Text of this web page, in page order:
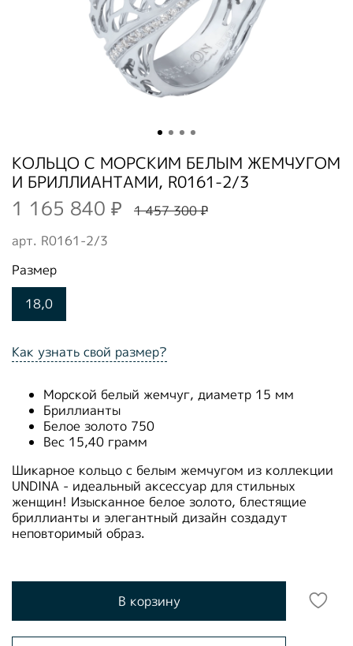
арт. R0161-2/3
КОЛЬЦО С МОРСКИМ БЕЛЫМ ЖЕМЧУГОМ
И БРИЛЛИАНТАМИ, R0161-2/3
1 165 840 ₽ 1 457 300 ₽
Как узнать свой размер?
Размер
18,0
Морской белый жемчуг, диаметр 15 мм
Бриллианты
Белое золото 750
Вес 15,40 грамм
Шикарное кольцо с белым жемчугом из коллекции
UNDINA - идеальный аксессуар для стильных
женщин! Изысканное белое золото, блестящие
бриллианты и элегантный дизайн создадут
неповторимый образ.
В корзину